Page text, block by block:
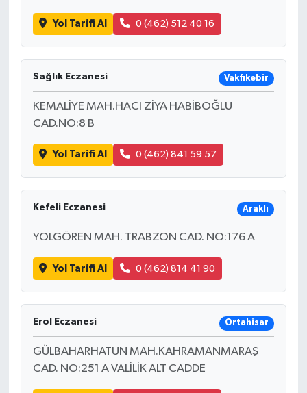
Yol Tarifi Al 0 (462) 512 40 16
Sağlık Eczanesi Vakfıkebir
KEMALİYE MAH.HACI ZİYA HABİBOĞLU
CAD.NO:8 B
Yol Tarifi Al 0 (462) 841 59 57
Kefeli Eczanesi Araklı
YOLGÖREN MAH. TRABZON CAD. NO:176 A
Yol Tarifi Al 0 (462) 814 41 90
Erol Eczanesi Ortahisar
GÜLBAHARHATUN MAH.KAHRAMANMARAŞ
CAD. NO:251 A VALİLİK ALT CADDE